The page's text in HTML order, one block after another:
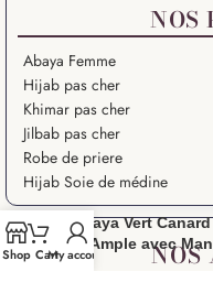
NOS
Abaya Femme
Hijab pas cher
Khimar pas cher
Jilbab pas cher
Robe de priere
Hijab Soie de médine
NOS
Shop CartMy account
Abaya Vert
et Ample avec